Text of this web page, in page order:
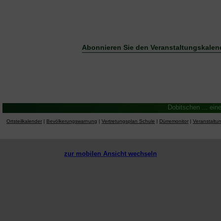
Abonnieren Sie den
Dobitschen ...
Ortsteilkalender | Bevölkerungswarnung | Vertretungsplan Schule | Dürremonitor |
zur mobilen Ansicht wechseln